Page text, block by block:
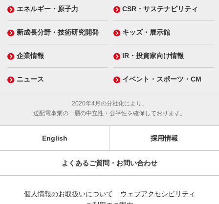
エネルギー・原子力 CSR・サステナビリティ
新成長分野・技術研究開発 キッズ・展示館
企業情報 IR・投資家向け情報
ニュース イベント・スポーツ・CM
2020年4月の分社化により、
送配電事業の一層の中立性・公平性を確保しております。
English 採用情報
よくあるご質問・お問い合わせ
個人情報のお取扱いについて
ウェブアクセシビリティ